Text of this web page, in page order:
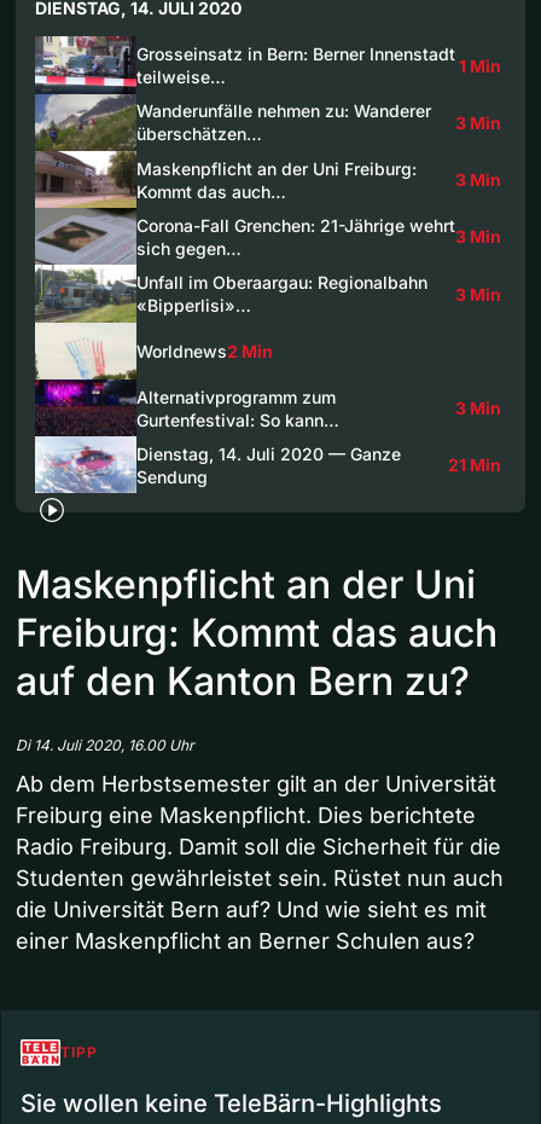
DIENSTAG, 14. JULI 2020
Grosseinsatz in Bern: Berner Innenstadt
teilweise…
1 Min
Wanderunfälle nehmen zu: Wanderer
überschätzen…
3 Min
Maskenpflicht an der Uni Freiburg:
Kommt das auch…
3 Min
Corona-Fall Grenchen: 21-Jährige wehrt
sich gegen…
3 Min
Unfall im Oberaargau: Regionalbahn
«Bipperlisi»…
3 Min
Worldnews2 Min
Alternativprogramm zum
Gurtenfestival: So kann…
3 Min
Dienstag, 14. Juli 2020 — Ganze
Sendung
21 Min
Maskenpflicht an der Uni
Freiburg: Kommt das auch
auf den Kanton Bern zu?
Di 14. Juli 2020, 16.00 Uhr
Ab dem Herbstsemester gilt an der Universität
Freiburg eine Maskenpflicht. Dies berichtete
Radio Freiburg. Damit soll die Sicherheit für die
Studenten gewährleistet sein. Rüstet nun auch
die Universität Bern auf? Und wie sieht es mit
einer Maskenpflicht an Berner Schulen aus?
TIPP
Sie wollen keine TeleBärn-Highlights